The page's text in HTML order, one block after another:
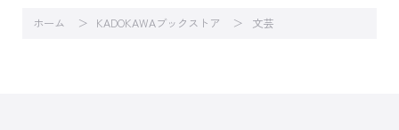
ホーム KADOKAWAブックストア 文芸